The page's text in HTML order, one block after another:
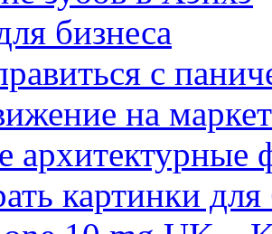
бизнеса
с
на
архитектурные
картинки